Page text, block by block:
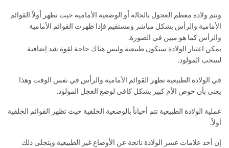
وتتم ولادة معظم العجول بالحالة أو الوضعية الأمامية حيث تظهر أولاً القوائم
الأمامية والرأس بشكل مباشر ومستقيم فإذا ظهرت القوائم الأمامية
والرأس كما هو مبين في الصورة.
يمكن اعتبار الولادة ستكون طبيعية وليس هناك حاجة لقوة شد إضافية
لسحب المولود.
في الولادة الطبيعية تظهر القوائم الأمامية والرأس في نفس الوقت وهذا
يعني بأن حوض الأم كبير بشكل كافي لوضع العجل المولود.
عملية الولادة الطبيعية تتم أحياناً بالوضعية الخلفية حيث تظهر القوائم الخلفية
أولاً.
إن أخذ علامات عسر الولادة ناتجة عن الأوضاع غير الطبيعية ويتجلى ذلك